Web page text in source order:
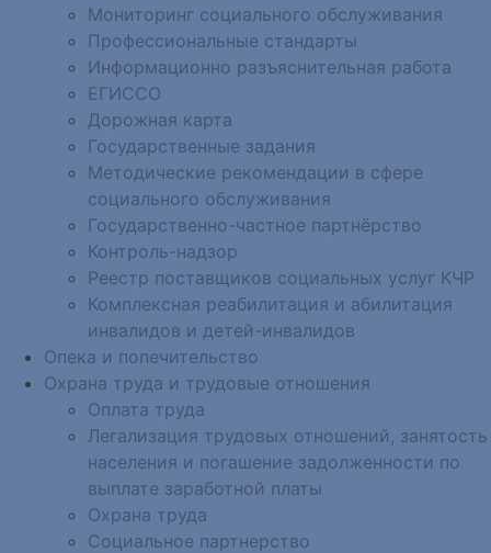
Мониторинг социального обслуживания
Профессиональные стандарты
Информационно разъяснительная работа
ЕГИССО
Дорожная карта
Государственные задания
Методические рекомендации в сфере
социального обслуживания
Государственно-частное партнёрство
Контроль-надзор
Реестр поставщиков социальных услуг КЧР
Комплексная реабилитация и абилитация
инвалидов и детей-инвалидов
Опека и попечительство
Охрана труда и трудовые отношения
Оплата труда
Легализация трудовых отношений, занятость
населения и погашение задолженности по
выплате заработной платы
Охрана труда
Социальное партнерство